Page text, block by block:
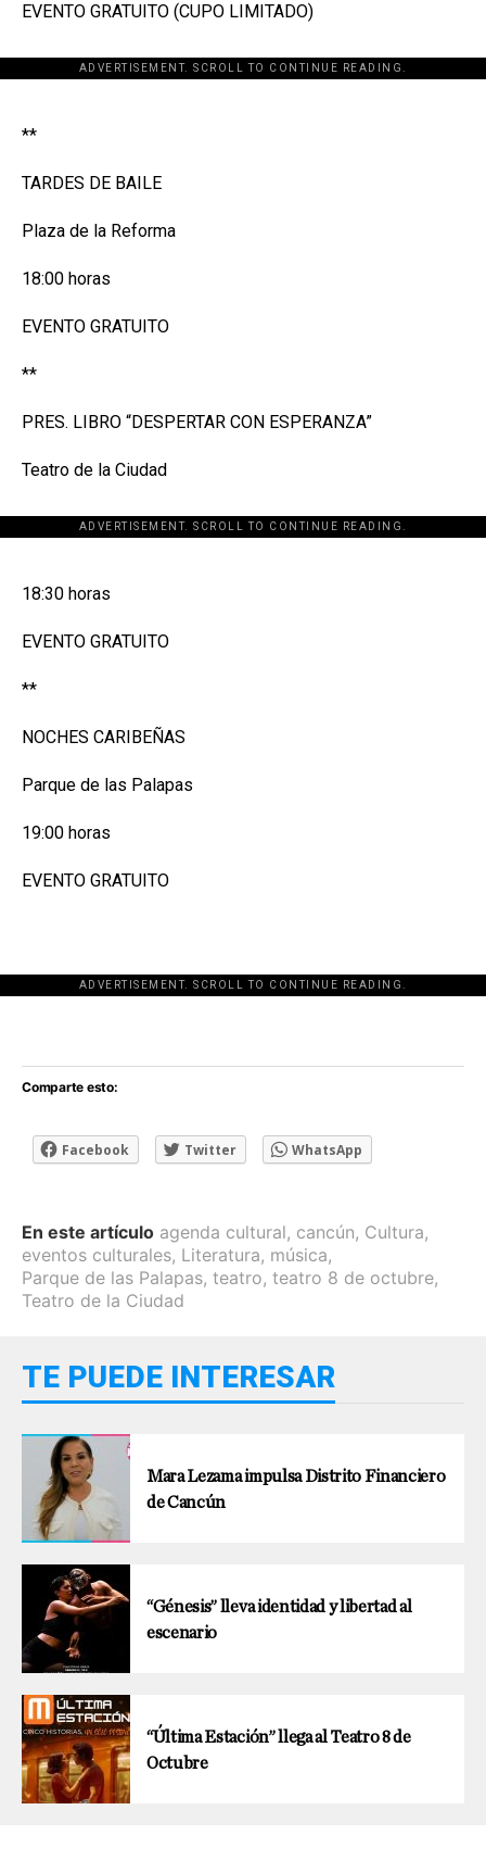
EVENTO GRATUITO (CUPO LIMITADO)
ADVERTISEMENT. SCROLL TO CONTINUE READING.
[adsforwp id="243463"]
**
TARDES DE BAILE
Plaza de la Reforma
18:00 horas
EVENTO GRATUITO
**
PRES. LIBRO “DESPERTAR CON ESPERANZA”
Teatro de la Ciudad
ADVERTISEMENT. SCROLL TO CONTINUE READING.
[adsforwp id="243463"]
18:30 horas
EVENTO GRATUITO
**
NOCHES CARIBEÑAS
Parque de las Palapas
19:00 horas
EVENTO GRATUITO
ADVERTISEMENT. SCROLL TO CONTINUE READING.
[adsforwp id="243463"]
Comparte esto:
Facebook Twitter WhatsApp
En este artículo agenda cultural, cancún, Cultura,
eventos culturales, Literatura, música,
Parque de las Palapas, teatro, teatro 8 de octubre,
Teatro de la Ciudad
TE PUEDE INTERESAR
Mara Lezama impulsa Distrito Financiero
de Cancún
“Génesis” lleva identidad y libertad al
escenario
“Última Estación” llega al Teatro 8 de
Octubre